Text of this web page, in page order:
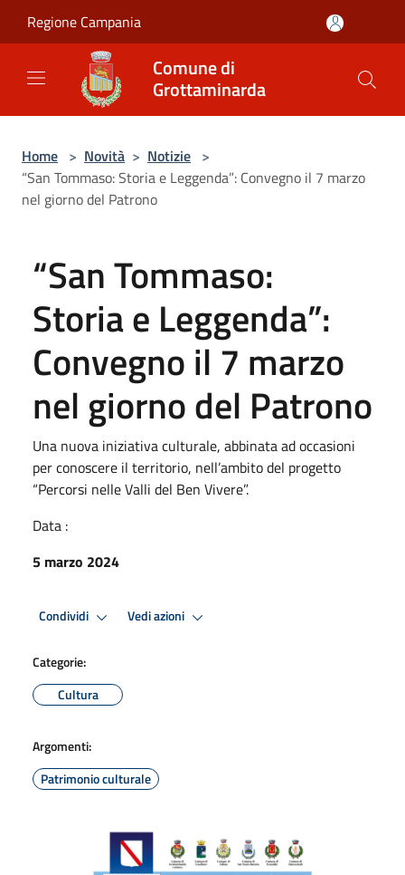
Regione Campania
Comune di
Grottaminarda
Home > Novità > Notizie >
“San Tommaso: Storia e Leggenda”: Convegno il 7 marzo
nel giorno del Patrono
“San Tommaso:
Storia e Leggenda”:
Convegno il 7 marzo
nel giorno del Patrono
Una nuova iniziativa culturale, abbinata ad occasioni
per conoscere il territorio, nell’ambito del progetto
“Percorsi nelle Valli del Ben Vivere”.
Data :
5 marzo 2024
Condividi Vedi azioni
Categorie:
Cultura
Argomenti:
Patrimonio culturale